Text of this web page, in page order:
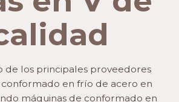
de los principales proveedores
en frío de acero en
máquinas de conformado en